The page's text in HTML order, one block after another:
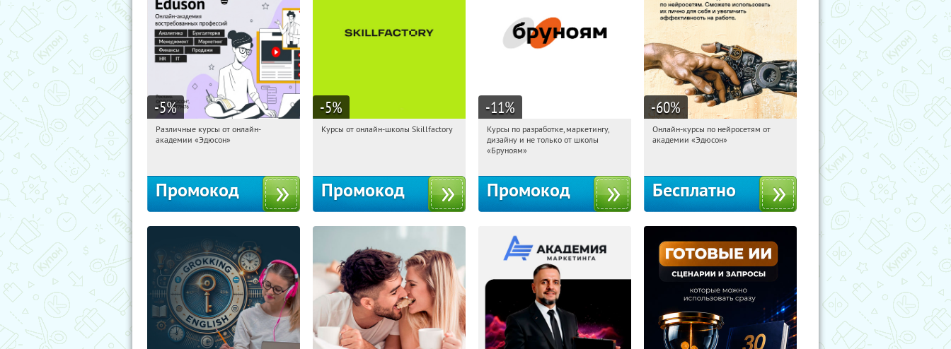
-5%
20:18:41 Получили:
Различные курсы от онлайн-
академии «Эдюсон»
Промокод
-5%
20:18:41
Получи первым!
Курсы от онлайн-школы Skillfactory
Промокод
-11%
20:18:41
Получи первым!
Россия
Курсы по разработке, маркетингу,
дизайну и не только от школы
«Бруноям»
Промокод
-60%
20:18:41 Получили:
Онлайн-курсы по нейросетям от
академии «Эдюсон»
Бесплатно